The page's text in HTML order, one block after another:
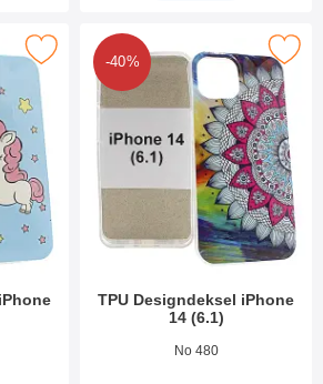
iPhone 14 (6.1) som favoritt
-40%
TPU Designdeksel iPhone
14 (6.1)
Varenummer 45024
No 480
Merk tPU Designdeksel